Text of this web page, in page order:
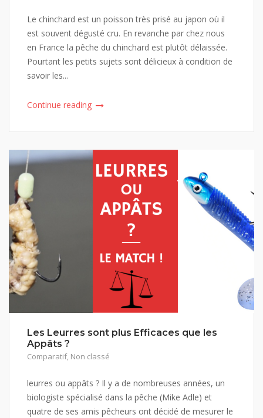
Le chinchard est un poisson très prisé au japon où il
est souvent dégusté cru. En revanche par chez nous
en France la pêche du chinchard est plutôt délaissée.
Pourtant les petits sujets sont délicieux à condition de
savoir les...
Continue reading
Les Leurres sont plus Efficaces que les
Appâts ?
Comparatif, Non classé
leurres ou appâts ? Il y a de nombreuses années, un
biologiste spécialisé dans la pêche (Mike Adle) et
quatre de ses amis pêcheurs ont décidé de mesurer le